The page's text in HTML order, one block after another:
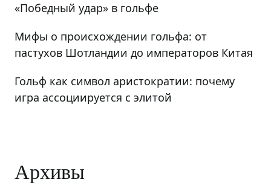
«Победный удар» в гольфе
Мифы о происхождении гольфа: от
пастухов Шотландии до императоров Китая
Гольф как символ аристократии: почему
игра ассоциируется с элитой
Архивы